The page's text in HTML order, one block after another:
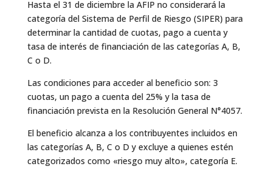
Hasta el 31 de diciembre la AFIP no considerará la
categoría del Sistema de Perfil de Riesgo (SIPER) para
determinar la cantidad de cuotas, pago a cuenta y
tasa de interés de financiación de las categorías A, B,
C o D.
Las condiciones para acceder al beneficio son: 3
cuotas, un pago a cuenta del 25% y la tasa de
financiación prevista en la Resolución General N°4057.
El beneficio alcanza a los contribuyentes incluidos en
las categorías A, B, C o D y excluye a quienes estén
categorizados como «riesgo muy alto», categoría E.